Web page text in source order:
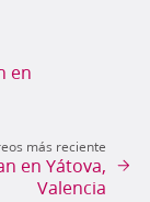
en
más reciente
en Yátova,
Valencia